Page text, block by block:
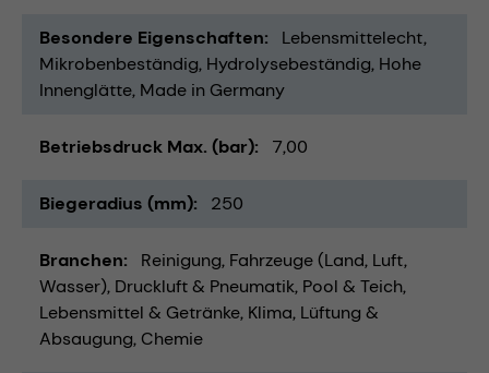
Besondere Eigenschaften
Lebensmittelecht
Mikrobenbeständig Hydrolysebeständig Hohe
Innenglätte Made in Germany
Betriebsdruck Max. (bar) 7,00
Biegeradius (mm) 250
Branchen Reinigung Fahrzeuge (Land, Luft,
Wasser) Druckluft & Pneumatik Pool & Teich
Lebensmittel & Getränke Klima, Lüftung &
Absaugung Chemie